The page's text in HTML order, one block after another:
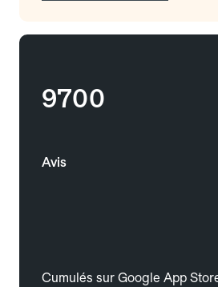
9700
Avis
Cumulés sur Google App